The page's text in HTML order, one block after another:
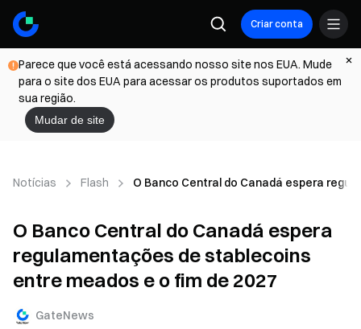
Criar conta
Parece que você está acessando nosso site nos EUA. Mude
para o site dos EUA para acessar os produtos suportados em
sua região.
Mudar de site
Notícias Flash O Banco Central do Canadá espera
O Banco Central do Canadá espera
regulamentações de stablecoins
entre meados e o fim de 2027
GateNews